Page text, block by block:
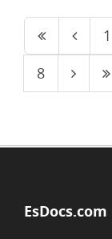
1
8
EsDocs.com